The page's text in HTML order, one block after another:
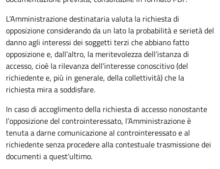
L'Amministrazione destinataria valuta la richiesta di
opposizione considerando da un lato la probabilità e serietà del
danno agli interessi dei soggetti terzi che abbiano fatto
opposizione e, dall’altro, la meritevolezza dell’istanza di
accesso, cioè la rilevanza dell’interesse conoscitivo (del
richiedente e, più in generale, della collettività) che la
richiesta mira a soddisfare.
In caso di accoglimento della richiesta di accesso nonostante
l’opposizione del controinteressato, l’Amministrazione è
tenuta a darne comunicazione al controinteressato e al
richiedente senza procedere alla contestuale trasmissione dei
documenti a quest’ultimo.